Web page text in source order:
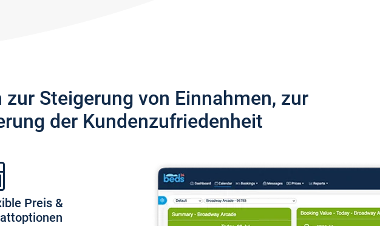
Steigerung von Einnahmen, zur
der Kundenzufriedenheit
Preis &